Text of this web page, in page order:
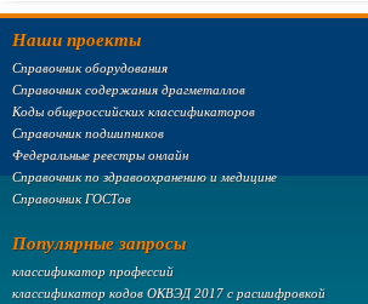
Наши проекты
Справочник оборудования
Справочник содержания драгметаллов
Коды общероссийских классификаторов
Справочник подшипников
Федеральные реестры онлайн
Справочник по здравоохранению и медицине
Справочник ГОСТов
Популярные запросы
классификатор профессий
классификатор кодов ОКВЭД 2017 с расшифровкой